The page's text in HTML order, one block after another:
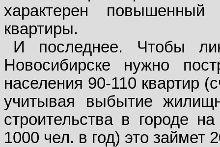
характерен
квартиры.
И последнее. Чтобы
Новосибирске нужно
населения 90-110 квартир
учитывая выбытие
строительства в городе
1000 чел. в год) это займет